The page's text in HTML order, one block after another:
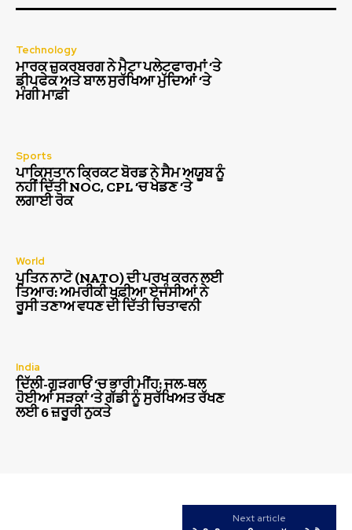
Technology
ਮਾਰਕ ਜ਼ੁਕਰਬਰਗ ਨੇ ਮੈਟਾ ਪਲੇਟਫਾਰਮਾਂ ‘ਤੇ
ਡੀਪਫੇਕ ਅਤੇ ਬਾਲ ਸੁਰੱਖਿਆ ਮੁੱਦਿਆਂ ‘ਤੇ
ਮੰਗੀ ਮਾਫ਼ੀ
Sports
ਪਾਕਿਸਤਾਨ ਕ੍ਰਿਕਟ ਬੋਰਡ ਨੇ ਸੈਮ ਅਯੂਬ ਨੂੰ
ਨਹੀਂ ਦਿੱਤੀ NOC, CPL ‘ਚ ਖੇਡਣ ‘ਤੇ
ਲਗਾਈ ਰੋਕ
World
ਪੁਤਿਨ ਨਾਟੋ (NATO) ਦੀ ਪਰਖ ਕਰਨ ਲਈ
ਤਿਆਰ: ਅਮਰੀਕੀ ਖੁਫ਼ੀਆ ਏਜੰਸੀਆਂ ਨੇ
ਰੂਸੀ ਤਣਾਅ ਵਧਣ ਦੀ ਦਿੱਤੀ ਚਿਤਾਵਨੀ
India
ਦਿੱਲੀ-ਗੁੜਗਾਓਂ ‘ਚ ਭਾਰੀ ਮੀਂਹ: ਜਲ-ਥਲ
ਹੋਈਆਂ ਸੜਕਾਂ ‘ਤੇ ਗੱਡੀ ਨੂੰ ਸੁਰੱਖਿਅਤ ਰੱਖਣ
ਲਈ 6 ਜ਼ਰੂਰੀ ਨੁਕਤੇ
Next article